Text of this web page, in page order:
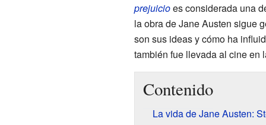
prejuicioes considerada una
la obra de Jane Austen sigue
son sus ideas y cómo ha
también fue llevada al cine en
Contenido
La vida de Jane Austen: